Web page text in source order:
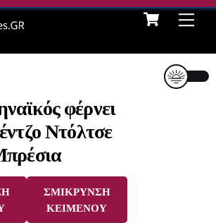
Cart
φέρνει
Ντόλτσε
ΣΜΙΚΡΥΝΣΗ
ΚΕΙΜΕΝΟΥ